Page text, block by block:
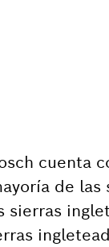
cuenta
de las
sierras